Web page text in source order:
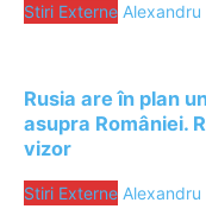
Stiri Externe Alexandru
Rusia are în plan
asupra României.
vizor
Stiri Externe Alexandru